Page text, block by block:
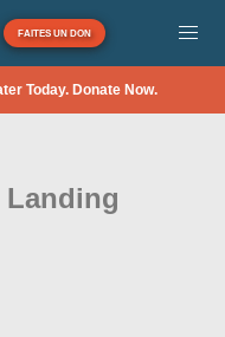
FAITES UN DON
Today. Donate Now.
Landing